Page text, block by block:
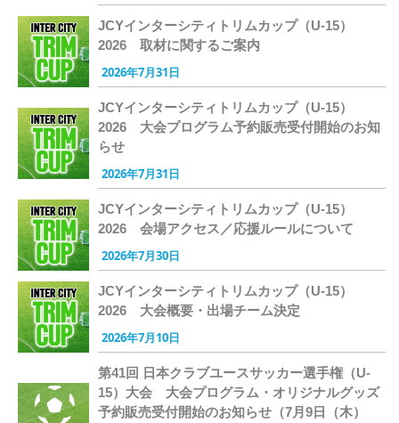
JCYインターシティトリムカップ（U-15）
2026 取材に関するご案内
2026年7月31日
JCYインターシティトリムカップ（U-15）
2026 大会プログラム予約販売受付開始のお知
らせ
2026年7月31日
JCYインターシティトリムカップ（U-15）
2026 会場アクセス／応援ルールについて
2026年7月30日
JCYインターシティトリムカップ（U-15）
2026 大会概要・出場チーム決定
2026年7月10日
第41回 日本クラブユースサッカー選手権（U-
15）大会 大会プログラム・オリジナルグッズ
予約販売受付開始のお知らせ（7月9日（木）